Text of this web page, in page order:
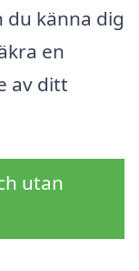
känna dig
en
av ditt
utan